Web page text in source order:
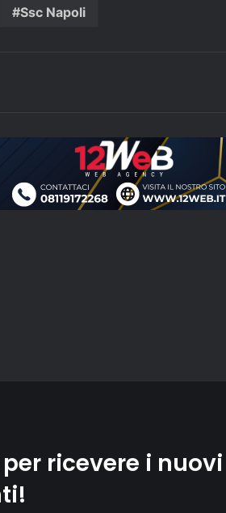
Ssc Napoli
ricevere i nuovi